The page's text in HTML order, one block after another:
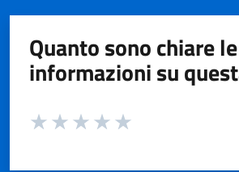
Quanto sono chiare le
informazioni su
Valuta da 1 a 5 stelle la pagina